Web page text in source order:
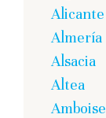
Alicante
Almería
Alsacia
Altea
Amboise